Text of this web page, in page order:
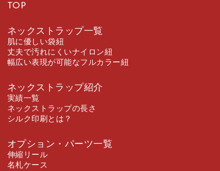
TOP
ネックストラップ一覧
肌に優しい袋紐
丈夫で汚れにくいナイロン紐
幅広い表現が可能なフルカラー紐
ネックストラップ紹介
実績一覧
ネックストラップの長さ
シルク印刷とは？
オプション・パーツ一覧
伸縮リール
名札ケース